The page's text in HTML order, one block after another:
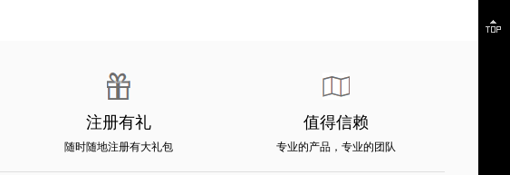
注册有礼
随时随地注册有大礼包
值得信赖
专业的产品，专业的团队